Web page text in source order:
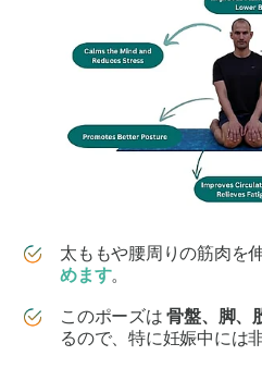
太ももや腰周りの筋肉を
めます。
このポーズは骨盤、脚、
るので、特に妊娠中には